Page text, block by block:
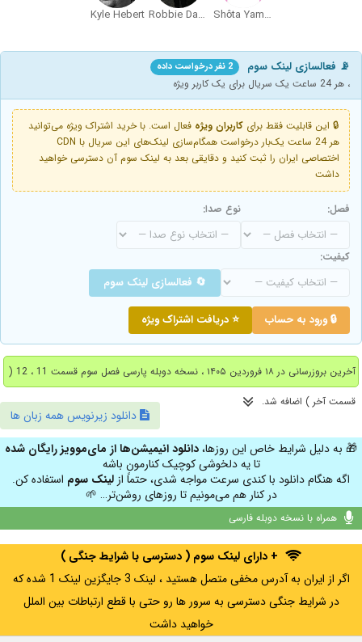
Shôta Yamamoto
Robbie Daymond
Kyle Hebert
📡 فعالسازی لینک سوم 2 نفر درخواست داده
، هر 24 ساعت یک سریال برای یک کاربر ویژه
🔒 این قابلیت فقط برای کاربران ویژه فعال است. با خرید اشتراک ویژه می‌توانید
هر 24 ساعت یک‌بار درخواست همگام‌سازی لینک‌های این سریال با CDN
اختصاصی ایران را ثبت کنید و دقایقی بعد به لینک سوم آن دسترسی خواهید
داشت
فصل: نوع صدا:
کیفیت:
🔄 فعالسازی لینک سوم
🔒 ورود به حساب ⭐ دریافت اشتراک ویژه
آخرین بروزرسانی در ۱۸ فروردین ۱۴۰۵ ، نسخه دوبله پارسی فصل سوم قسمت 11 ، 12 (
قسمت آخر ) اضافه شد.
دانلود زیرنویس همه زبان ها
🎁 به دلیل شرایط خاص این روزها،دانلود انیمیشن‌ها از مای‌موویز رایگان شده
تا یه دلخوشی کوچیک کنارمون باشه
اگه هنگام دانلود با کندی سرعت مواجه شدی، حتماً از لینک سوم استفاده کن.
در کنار هم می‌مونیم تا روزهای روشن‌تر… 🌱
همراه با نسخه دوبله فارسی
+ دارای لینک سوم ( دسترسی با شرایط جنگی )
اگر از ایران به آدرس مخفی متصل هستید ، لینک 3 جایگزین لینک 1 شده که
در شرایط جنگی دسترسی به سرور ها رو حتی با قطع ارتباطات بین الملل
خواهید داشت